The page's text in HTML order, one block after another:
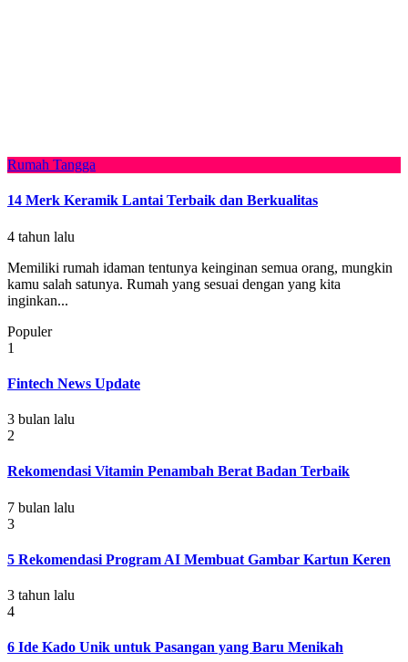
Rumah Tangga
14 Merk Keramik Lantai Terbaik dan Berkualitas
4 tahun lalu
Memiliki rumah idaman tentunya keinginan semua orang, mungkin
kamu salah satunya. Rumah yang sesuai dengan yang kita
inginkan...
Populer
1
Fintech News Update
3 bulan lalu
2
Rekomendasi Vitamin Penambah Berat Badan Terbaik
7 bulan lalu
3
5 Rekomendasi Program AI Membuat Gambar Kartun Keren
3 tahun lalu
4
6 Ide Kado Unik untuk Pasangan yang Baru Menikah